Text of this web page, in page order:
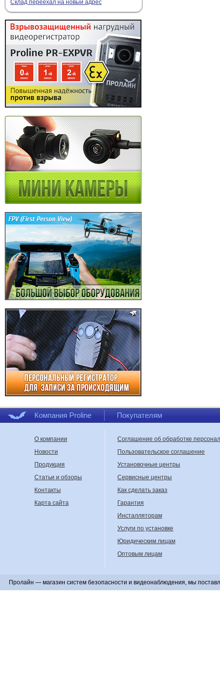
Склад переехал на новый адрес
Компания Proline Покупателям
О компании
Новости
Продукция
Статьи и обзоры
Контакты
Карта сайта
Соглашение об обработке
Пользовательское соглашение
Установочные центры
Сервисные центры
Как сделать заказ
Гарантия
Инсталляторам
Услуги по установке
Юридическим лицам
Оптовым лицам
Пролайн — магазин систем безопасности и видеонаблюдения, мы